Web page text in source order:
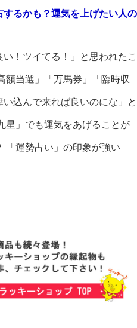
るかも？運気を上げたい人の
！ツイてる！」と思われたこ
額当選」「万馬券」「臨時収
込んで来れば良いのにな」と
星」でも運気をあげることが
「運勢占い」の印象が強い